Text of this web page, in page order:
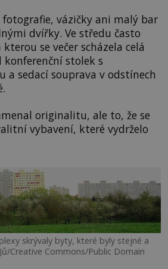
vázičky ani malý bar
dvířky. Ve středu často
se večer scházela celá
stolek s
a sedací souprava v odstínech
originalitu, ale to, že se
vybavení, které vydrželo
skrývaly byty, které byly stejné a
Creative Commons/Public Domain